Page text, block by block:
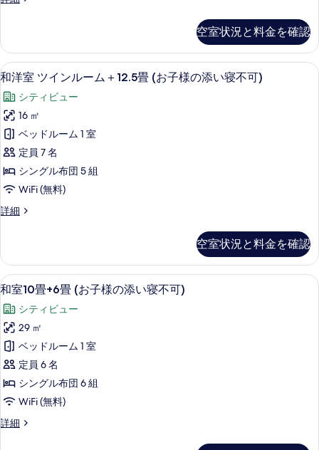
い
不
可)
の
す
べ
て
の
写
真
を
す
る
が
ご
ざ
い
ま
す）
(お
子
様
の
い
寝
不
可)
の
す
べ
て
の
写
ま
す）
(お
子
様
の
添
い
寝
可)
の
細
示
す
る
添
寝
不
可)
の
す
べ
て
の
写
真
示
す
る
(お
子
様
添
い
寝
不
可)
の
詳
細
空室状況と料金を確認
和
洋
室
ツ
イ
ン
ル
ム
12.5
畳
(お
子
様
の
添
い
寝
不
和洋室 ツインルーム＋12.5畳 (お子
5
和洋室 ツインルーム＋12.5畳 (お子様の添い寝不可)
シティビュー
16 ㎡
ベッドルーム 1 室
定員 7 名
シングル布団 5 組
WiFi (無料)
詳細
和
イ
ン
ル
ム
＋
12.5
畳
(お
子
様
の
添
い
空室状況と料金を確認
和
室
10
畳
+6
畳
(お
子
様
高級寝具、羽毛の掛け布団、セーフ
3
和室10畳+6畳 (お子様の添い寝不可)
シティビュー
29 ㎡
ベッドルーム 1 室
定員 6 名
シングル布団 6 組
WiFi (無料)
詳細
和